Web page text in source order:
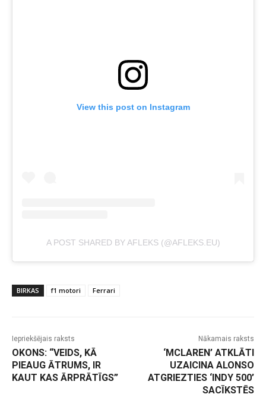
View this post on Instagram
A POST SHARED BY AFLEKS (@AFLEKS.EU)
BIRKAS f1 motori Ferrari
Iepriekšējais raksts
OKONS: “VEIDS, KĀ
PIEAUG ĀTRUMS, IR
KAUT KAS ĀRPRĀTĪGS”
Nākamais raksts
‘MCLAREN’ ATKLĀTI
UZAICINA ALONSO
ATGRIEZTIES ‘INDY 500’
SACĪKSTĒS